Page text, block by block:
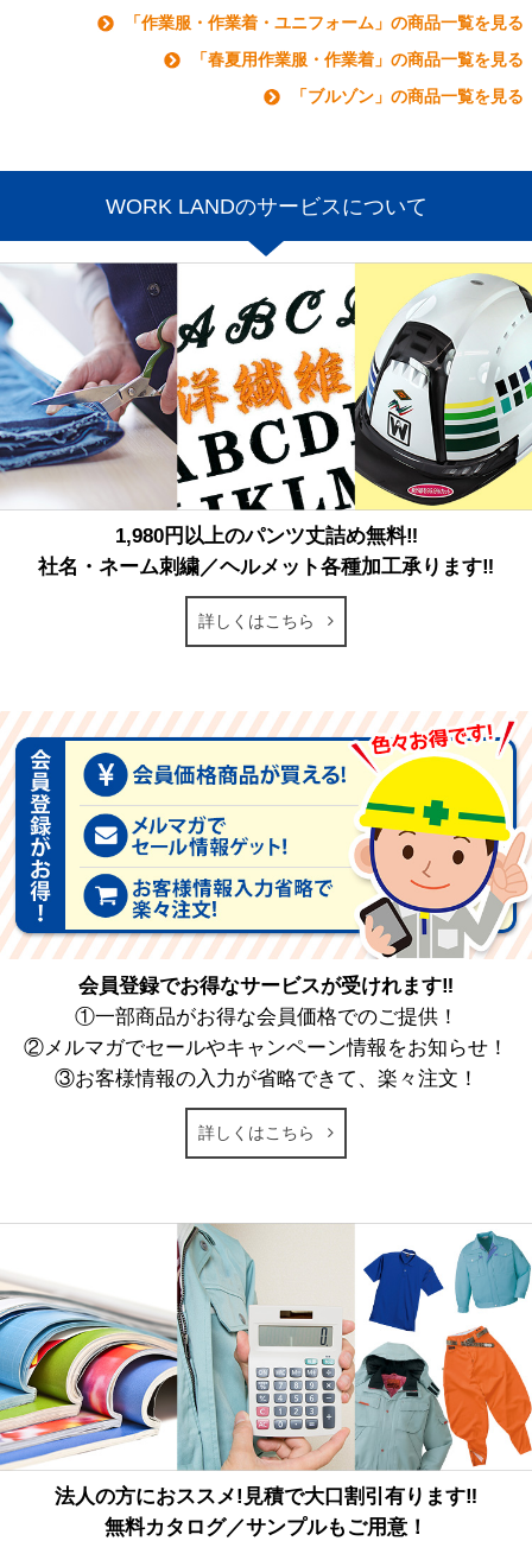
「作業服・作業着・ユニフォーム」の商品一覧を見る
「春夏用作業服・作業着」の商品一覧を見る
「ブルゾン」の商品一覧を見る
WORK LANDのサービスについて
1,980円以上のパンツ丈詰め無料‼
社名・ネーム刺繍／ヘルメット各種加工承ります‼
詳しくはこちら
会員登録でお得なサービスが受けれます‼
①一部商品がお得な会員価格でのご提供！
②メルマガでセールやキャンペーン情報をお知らせ！
③お客様情報の入力が省略できて、楽々注文！
詳しくはこちら
法人の方におススメ!見積で大口割引有ります‼
無料カタログ／サンプルもご用意！